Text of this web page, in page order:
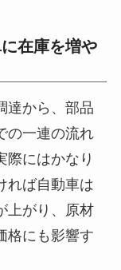
在庫を増や
達から、部品
の一連の流れ
際にはかなり
れば自動車は
上がり、原材
格にも影響す